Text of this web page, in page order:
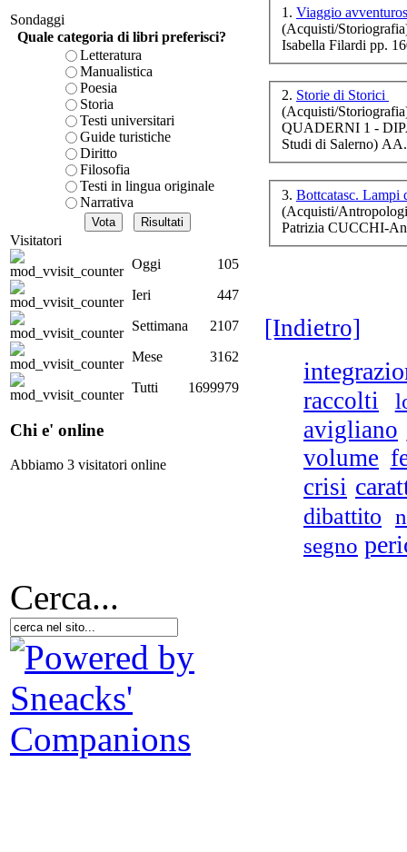
La
Il
Sondaggi
Quale categoria di libri preferisci?
Letteratura
Manualistica
Poesia
Storia
Testi universitari
Guide turistiche
Diritto
Filosofia
Testi in lingua originale
Narrativa
Visitatori
Oggi
105
Ieri
447
Settimana
2107
Mese
3162
Tutti
1699979
Chi e' online
Abbiamo 3 visitatori online
cominciato con la
ripensaremarx. i saggi
questa collaborazione
è teorica, sempre però
presente fase.
Acquista ora...
cURL error 28: Failed
80 after 7084 ms:
1.
(Acquisti/
Isabella Filardi pp.
2. Storie di Storici
(Acquisti/
QUADERNI 1 -
Studi di Salerno)
3. Bottcatasc. Lampi
(Acquisti/
Patrizia CUCCHI-
[Indietro]
raccolti
avigliano
volume
crisi
dibattito
segno
Cerca...